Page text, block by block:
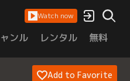
Watch now
ンル レンタル 無料
Add to Favorite